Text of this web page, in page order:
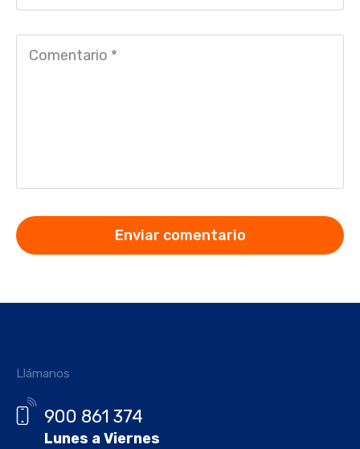
Llámanos
900 861 374
Lunes a Viernes